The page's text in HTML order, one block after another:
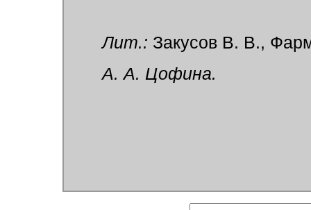
Лит.: Закусов В. В.,
А. А. Цофина.